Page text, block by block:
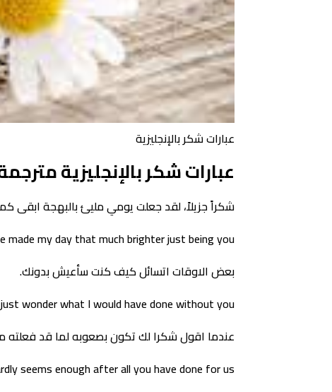
عبارات شكر بالإنجليزية
عبارات شكر بالإنجليزية
شكراً جزيلاً، لقد جعلت يومي مليئ بالبهجة ابقى
made my day that much brighter just being you
بعض الاوقات اتسائل كيف كنت سأعيش بدونك.
wonder what I would have done without you
عندما اقول شكرا لك تكون بصعوبه لما قد فعلته
seems enough after all you have done for us